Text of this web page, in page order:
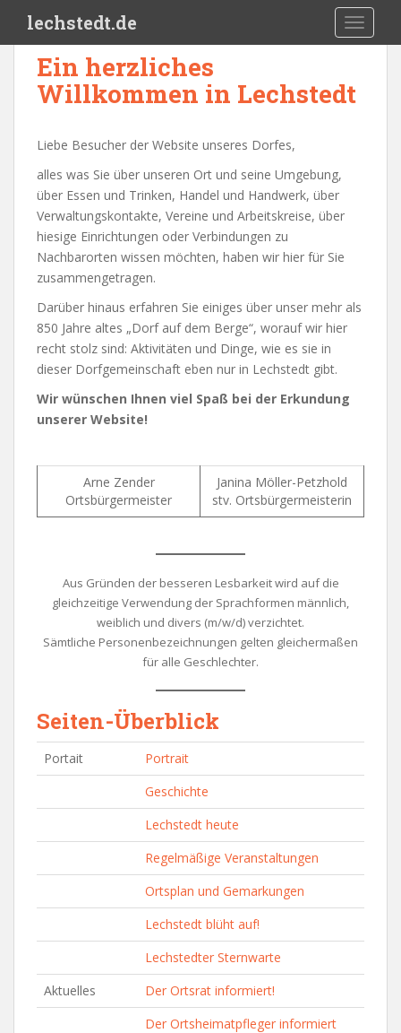
lechstedt.de
Ein herzliches
Willkommen in Lechstedt
Liebe Besucher der Website unseres Dorfes,
alles was Sie über unseren Ort und seine Umgebung,
über Essen und Trinken, Handel und Handwerk, über
Verwaltungskontakte, Vereine und Arbeitskreise, über
hiesige Einrichtungen oder Verbindungen zu
Nachbarorten wissen möchten, haben wir hier für Sie
zusammengetragen.
Darüber hinaus erfahren Sie einiges über unser mehr als
850 Jahre altes „Dorf auf dem Berge“, worauf wir hier
recht stolz sind: Aktivitäten und Dinge, wie es sie in
dieser Dorfgemeinschaft eben nur in Lechstedt gibt.
Wir wünschen Ihnen viel Spaß bei der Erkundung
unserer Website!
Arne Zender
Ortsbürgermeister
Janina Möller-Petzhold
stv. Ortsbürgermeisterin
Aus Gründen der besseren Lesbarkeit wird auf die
gleichzeitige Verwendung der Sprachformen männlich,
weiblich und divers (m/w/d) verzichtet.
Sämtliche Personenbezeichnungen gelten gleichermaßen
für alle Geschlechter.
Seiten-Überblick
Portait
Portrait
Geschichte
Lechstedt heute
Regelmäßige Veranstaltungen
Ortsplan und Gemarkungen
Lechstedt blüht auf!
Lechstedter Sternwarte
Aktuelles
Der Ortsrat informiert!
Der Ortsheimatpfleger informiert